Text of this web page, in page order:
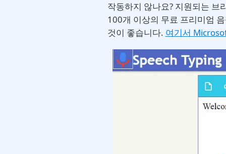
작동하지 않나요? 지원되는
100개 이상의 무료 프리미엄
것이 좋습니다. 여기서